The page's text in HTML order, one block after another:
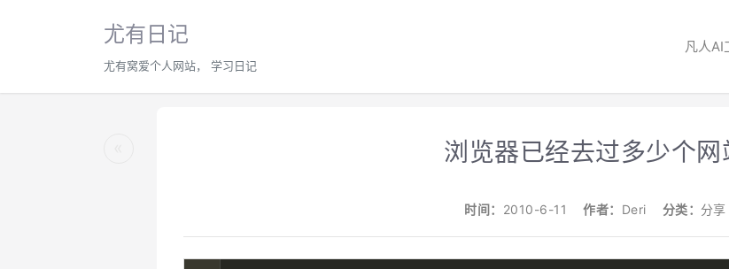
尤有日记
尤有窝爱个人网站， 学习日记
凡人AI
浏览器已经去过多少个网
时间： 2010-6-11作者： Deri 分类： 分享